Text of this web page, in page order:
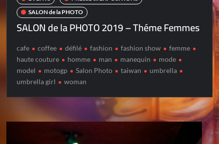
SALON de la PHOTO
SALON de la PHOTO 2019 – Théme Femmes
cafe coffee défilé fashion fashion show
femme
haute couture
homme man manequin
mode
model
motogp Salon Photo taiwan
umbrella
umbrella girl
woman